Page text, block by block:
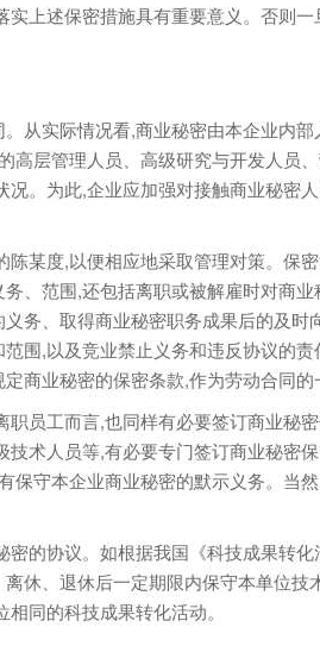
上述保密措施具有重要意义。否则一
实际情况看,商业秘密由本企业内部
层管理人员、高级研究与开发人员、
。为此,企业应加强对接触商业秘密
某度,以便相应地采取管理对策。保
、范围,还包括离职或被解雇时对商业
务、取得商业秘密职务成果后的及时
围,以及竞业禁止义务和违反协议的责
商业秘密的保密条款,作为劳动合同的
工而言,也同样有必要签订商业秘密
术人员等,有必要专门签订商业秘密
保守本企业商业秘密的默示义务。当
的协议。如根据我国《科技成果转化
休、退休后一定期限内保守本单位技
同的科技成果转化活动。